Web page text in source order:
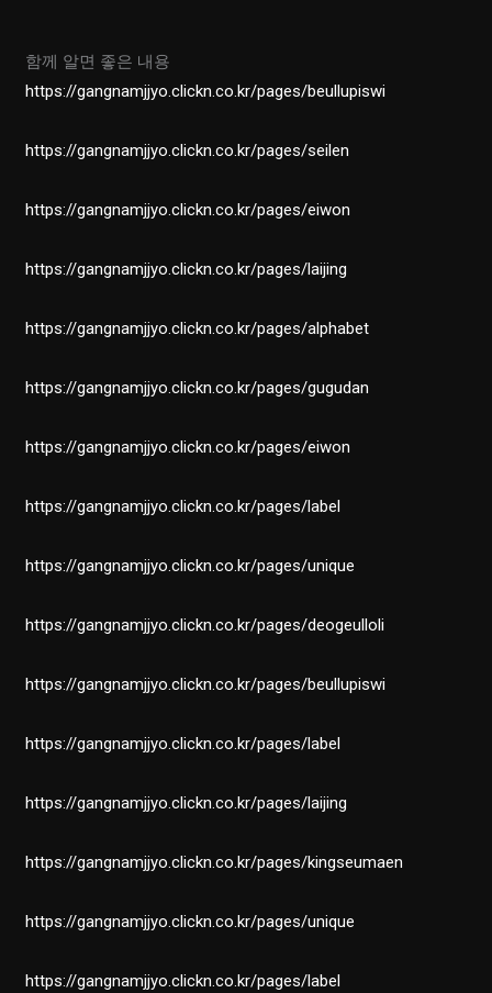
함께 알면 좋은 내용
https://gangnamjjyo.clickn.co.kr/pages/beullupiswi
https://gangnamjjyo.clickn.co.kr/pages/seilen
https://gangnamjjyo.clickn.co.kr/pages/eiwon
https://gangnamjjyo.clickn.co.kr/pages/laijing
https://gangnamjjyo.clickn.co.kr/pages/alphabet
https://gangnamjjyo.clickn.co.kr/pages/gugudan
https://gangnamjjyo.clickn.co.kr/pages/eiwon
https://gangnamjjyo.clickn.co.kr/pages/label
https://gangnamjjyo.clickn.co.kr/pages/unique
https://gangnamjjyo.clickn.co.kr/pages/deogeulloli
https://gangnamjjyo.clickn.co.kr/pages/beullupiswi
https://gangnamjjyo.clickn.co.kr/pages/label
https://gangnamjjyo.clickn.co.kr/pages/laijing
https://gangnamjjyo.clickn.co.kr/pages/kingseumaen
https://gangnamjjyo.clickn.co.kr/pages/unique
https://gangnamjjyo.clickn.co.kr/pages/label